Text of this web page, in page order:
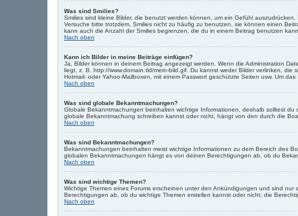
Was sind Smilies?
Smilies sind kleine Bilder, die benutzt werden können, um ein Gefühl
Versuche bitte trotzdem, Smilies nicht zu häufig zu benutzen, sie können einen
kann auch die Anzahl der Smilies begrenzen, die du in einem Beitrag benutzen
Nach oben
Kann ich Bilder in meine Beiträge einfügen?
Ja, Bilder können in deinem Beitrag angezeigt werden. Wenn die Administration
liegt, z. B. http://www.domain.tld/mein-bild.gif. Du kannst weder Bilder verlinken,
Hotmail- oder Yahoo-Mailboxen, mit einem Passwort geschützte Seiten usw. Um
Nach oben
Was sind globale Bekanntmachungen?
Globale Bekanntmachungen beinhalten wichtige Informationen, deshalb solltest
globale Bekanntmachung schreiben kannst oder nicht, hängt von den durch die
Nach oben
Was sind Bekanntmachungen?
Bekanntmachungen beinhalten meist wichtige Informationen zu dem Bereich des
globalen Bekanntmachungen hängt es von deinen Berechtigungen ab, ob du
Nach oben
Was sind wichtige Themen?
Wichtige Themen eines Forums erscheinen unter den Ankündigungen und sind
Berechtigungen ab, ob du wichtige Themen erstellen kannst oder nicht; die
Nach oben